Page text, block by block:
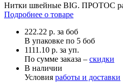
Нитки швейные BIG. ПРОТОС
Подробнее о товаре
222.22 р. за боб
В упаковке по 5 боб
1111.10 р. за уп.
По сумме заказа – скидки
В наличии
Условия работы и доставки